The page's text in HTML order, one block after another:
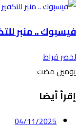
فيسبوك .. منبر
لخضر فراط
‫‫‫‏‫يومين مضت‬
إقرأ أيضا
04/11/2025